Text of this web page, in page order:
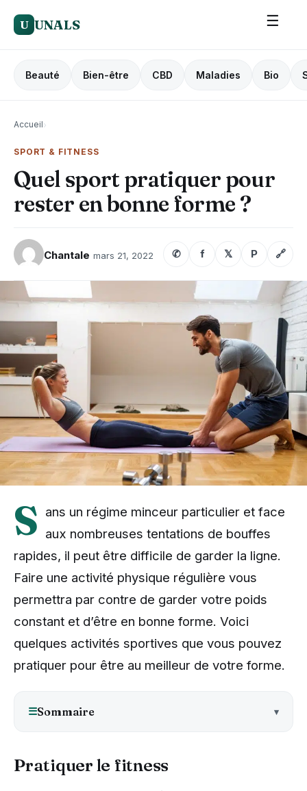
U UNALS ☰
Beauté Bien-être CBD Maladies Bio
Accueil›
SPORT & FITNESS
Quel sport pratiquer pour
rester en bonne forme ?
Chantale mars 21, 2022 ✆ f 𝕏 P 🔗
S ans un régime minceur particulier et face
aux nombreuses tentations de bouffes
rapides, il peut être difficile de garder la ligne.
Faire une activité physique régulière vous
permettra par contre de garder votre poids
constant et d’être en bonne forme. Voici
quelques activités sportives que vous pouvez
pratiquer pour être au meilleur de votre forme.
☰Sommaire
Pratiquer le fitness